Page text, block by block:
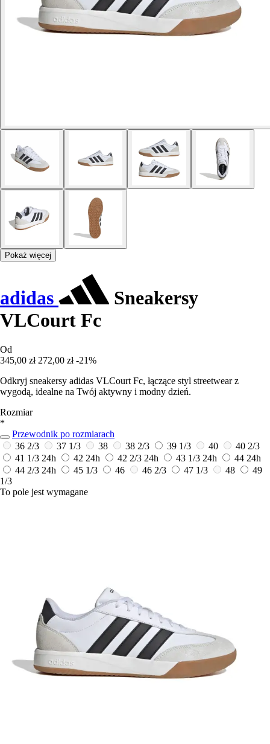
Pokaż więcej
adidas
Sneakersy
VLCourt Fc
Od
345,00 zł 272,00 zł -21%
Odkryj sneakersy adidas VLCourt Fc, łączące styl streetwear z
wygodą, idealne na Twój aktywny i modny dzień.
Rozmiar
*
Przewodnik po rozmiarach
36 2/3
37 1/3 38 38 2/3 39 1/3 40
40 2/3
41 1/3 24h 42 24h 42 2/3 24h 43 1/3 24h 44 24h
44 2/3 24h 45 1/3 46 46 2/3 47 1/3 48
49
1/3
To pole jest wymagane